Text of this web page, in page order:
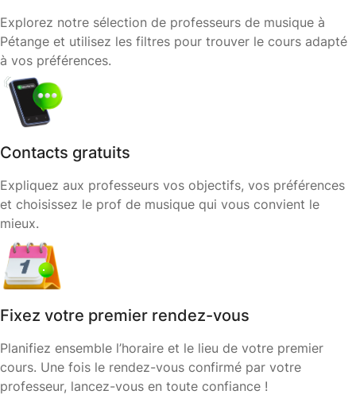
Explorez notre sélection de professeurs de musique à
Pétange et utilisez les filtres pour trouver le cours adapté
à vos préférences.
Contacts gratuits
Expliquez aux professeurs vos objectifs, vos préférences
et choisissez le prof de musique qui vous convient le
mieux.
Fixez votre premier rendez-vous
Planifiez ensemble l’horaire et le lieu de votre premier
cours. Une fois le rendez-vous confirmé par votre
professeur, lancez-vous en toute confiance !